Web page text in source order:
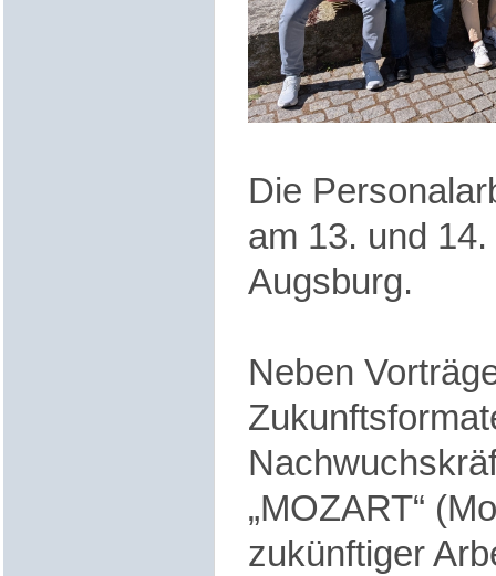
Die
am 13. und
Augsburg.
Neben
„MOZART“
zukünftiger